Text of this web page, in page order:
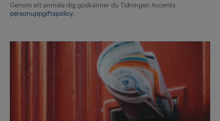
Genom att anmäla dig godkänner du Tidningen Accents
personuppgiftspolicy.